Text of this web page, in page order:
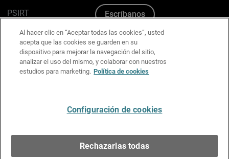
PSIRT
Política de cookies
Política de privacidad
Kit de medios y marca
Escríbanos
Al hacer clic en “Aceptar todas las cookies”, usted
acepta que las cookies se guarden en su
dispositivo para mejorar la navegación del sitio,
analizar el uso del mismo, y colaborar con nuestros
estudios para marketing. Política de cookies
Configuración de cookies
Rechazarlas todas